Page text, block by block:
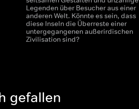
Legenden über Besucher aus einer
anderen Welt. Könnte es sein, dass
diese Inseln die Überreste einer
untergegangenen außerirdischen
Zivilisation sind?
gefallen